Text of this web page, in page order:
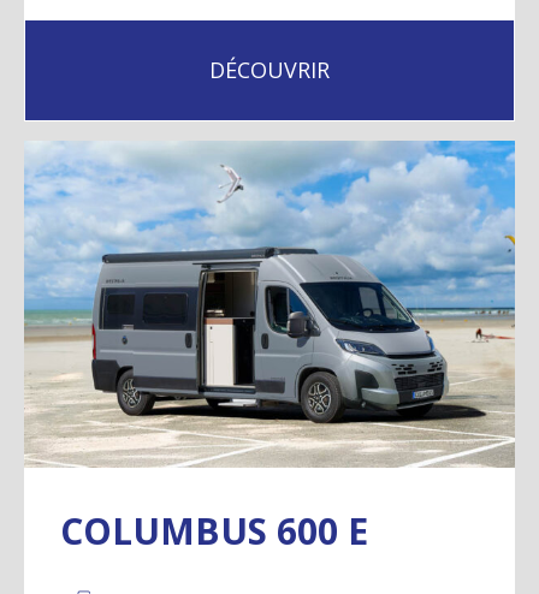
DÉCOUVRIR
COLUMBUS 600 E